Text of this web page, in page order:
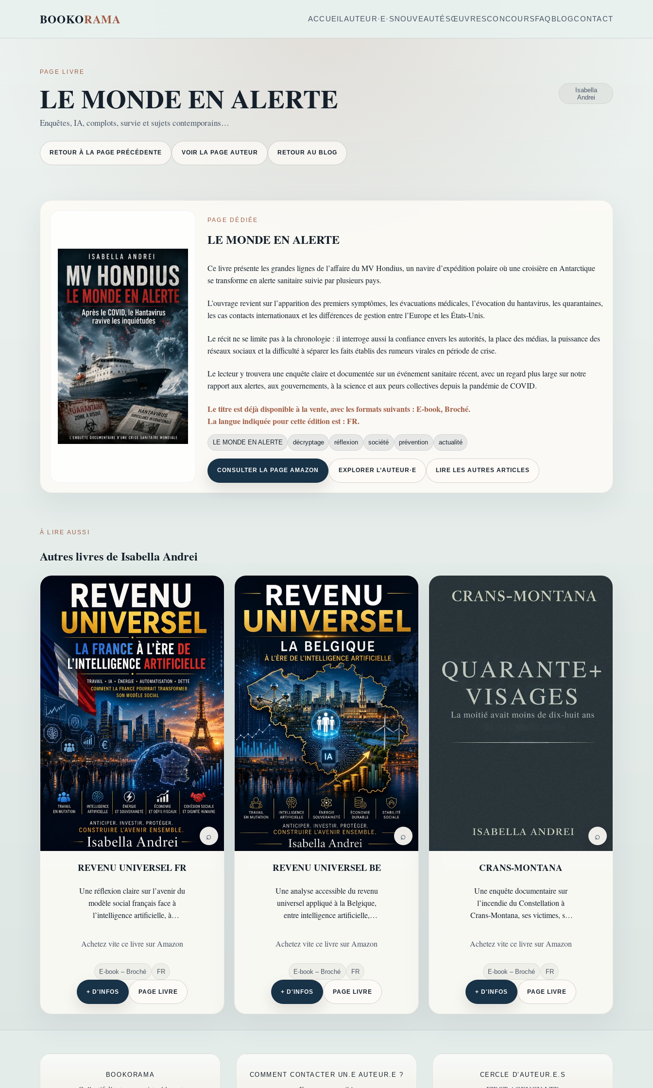
BOOKORAMA ACCUEIL AUTEUR·E·SNOUVEAUTÉSŒUVRESCONCOURSFAQ BLOGCONTACT
PAGE LIVRE
LE MONDE EN ALERTE
Isabella
Andrei
Enquêtes, IA, complots, survie et sujets contemporains…
RETOUR À LA PAGE PRÉCÉDENTE VOIR LA PAGE AUTEUR RETOUR AU BLOG
PAGE DÉDIÉE
LE MONDE EN ALERTE
Ce livre présente les grandes lignes de l’affaire du MV Hondius, un navire d’expédition polaire où une croisière en Antarctique
se transforme en alerte sanitaire suivie par plusieurs pays.
L’ouvrage revient sur l’apparition des premiers symptômes, les évacuations médicales, l’évocation du hantavirus, les quarantaines,
les cas contacts internationaux et les différences de gestion entre l’Europe et les États-Unis.
Le récit ne se limite pas à la chronologie : il interroge aussi la confiance envers les autorités, la place des médias, la puissance des
réseaux sociaux et la difficulté à séparer les faits établis des rumeurs virales en période de crise.
Le lecteur y trouvera une enquête claire et documentée sur un événement sanitaire récent, avec un regard plus large sur notre
rapport aux alertes, aux gouvernements, à la science et aux peurs collectives depuis la pandémie de COVID.
Le titre est déjà disponible à la vente, avec les formats suivants : E-book, Broché.
La langue indiquée pour cette édition est : FR.
LE MONDE EN ALERTE décryptage réflexion société prévention actualité
CONSULTER LA PAGE AMAZON EXPLORER L’AUTEUR·E LIRE LES AUTRES ARTICLES
À LIRE AUSSI
Autres livres de Isabella Andrei
⌕
REVENU UNIVERSEL FR
Une réflexion claire sur l’avenir du
modèle social français face à
l’intelligence artificielle, à
l’énergie et au retour du débat sur
Achetez vite ce livre sur Amazon
E-book – Broché FR
+ D'INFOS PAGE LIVRE
⌕
REVENU UNIVERSEL BE
Une analyse accessible du revenu
universel appliqué à la Belgique,
entre intelligence artificielle,
énergie et avenir du modèle social.
Achetez vite ce livre sur Amazon
E-book – Broché FR
+ D'INFOS PAGE LIVRE
⌕
CRANS-MONTANA
Une enquête documentaire sur
l’incendie du Constellation à
Crans-Montana, ses victimes, ses
responsabilité qu’il soulève.
Achetez vite ce livre sur Amazon
E-book – Broché FR
+ D'INFOS PAGE LIVRE
BOOKORAMA COMMENT CONTACTER UN.E AUTEUR.E ? CERCLE D’AUTEUR.E.S